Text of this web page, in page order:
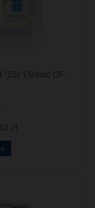
(25) 150mic OF-